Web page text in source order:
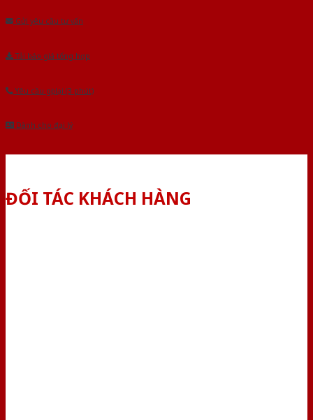
Gửi yêu cầu tư vấn
Tải báo giá tổng hợp
Yêu cầu gọi lại (3 phút)
Dành cho đại lý
ĐỐI TÁC KHÁCH HÀNG